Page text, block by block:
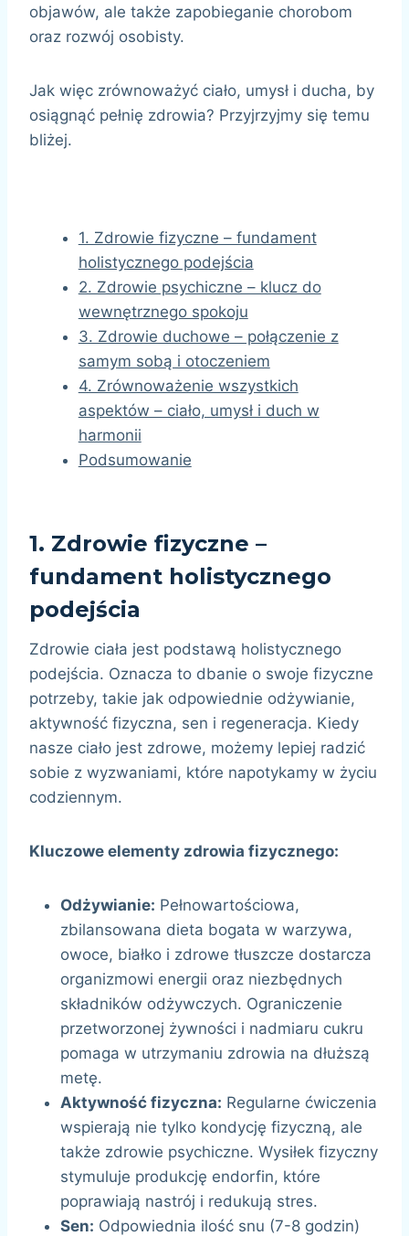
objawów, ale także zapobieganie chorobom
oraz rozwój osobisty.
Jak więc zrównoważyć ciało, umysł i ducha, by
osiągnąć pełnię zdrowia? Przyjrzyjmy się temu
bliżej.
1. Zdrowie fizyczne – fundament
holistycznego podejścia
2. Zdrowie psychiczne – klucz do
wewnętrznego spokoju
3. Zdrowie duchowe – połączenie z
samym sobą i otoczeniem
4. Zrównoważenie wszystkich
aspektów – ciało, umysł i duch w
harmonii
Podsumowanie
1. Zdrowie fizyczne –
fundament holistycznego
podejścia
Zdrowie ciała jest podstawą holistycznego
podejścia. Oznacza to dbanie o swoje fizyczne
potrzeby, takie jak odpowiednie odżywianie,
aktywność fizyczna, sen i regeneracja. Kiedy
nasze ciało jest zdrowe, możemy lepiej radzić
sobie z wyzwaniami, które napotykamy w życiu
codziennym.
Kluczowe elementy zdrowia fizycznego:
Odżywianie: Pełnowartościowa,
zbilansowana dieta bogata w warzywa,
owoce, białko i zdrowe tłuszcze dostarcza
organizmowi energii oraz niezbędnych
składników odżywczych. Ograniczenie
przetworzonej żywności i nadmiaru cukru
pomaga w utrzymaniu zdrowia na dłuższą
metę.
Aktywność fizyczna: Regularne ćwiczenia
wspierają nie tylko kondycję fizyczną, ale
także zdrowie psychiczne. Wysiłek fizyczny
stymuluje produkcję endorfin, które
poprawiają nastrój i redukują stres.
Sen: Odpowiednia ilość snu (7-8 godzin)